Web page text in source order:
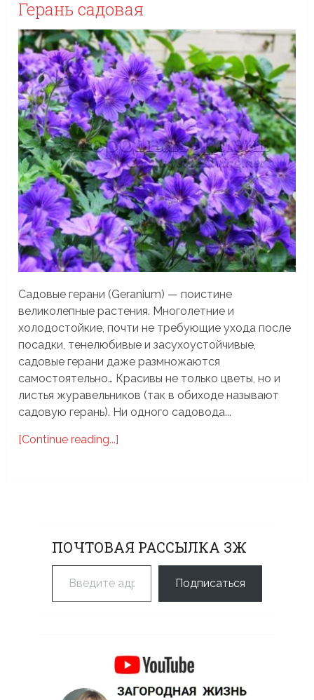
Герань садовая
Садовые герани (Geranium) — поистине
великолепные растения. Многолетние и
холодостойкие, почти не требующие ухода после
посадки, тенелюбивые и засухоустойчивые,
садовые герани даже размножаются
самостоятельно… Красивы не только цветы, но и
листья журавельников (так в обиходе называют
садовую герань). Ни одного садовода...
[Continue reading...]
ПОЧТОВАЯ РАССЫЛКА ЗЖ
Введите адрес электронной почты…
Подписаться